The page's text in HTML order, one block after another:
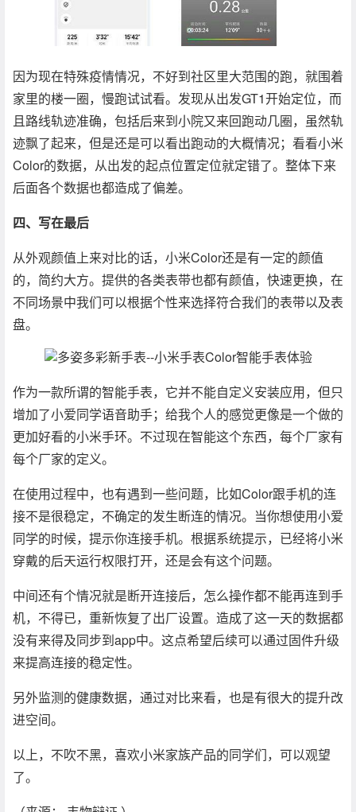
因为现在特殊疫情情况，不好到社区里大范围的跑，就围着
家里的楼一圈，慢跑试试看。发现从出发GT1开始定位，而
且路线轨迹准确，包括后来到小院又来回跑动几圈，虽然轨
迹飘了起来，但是还是可以看出跑动的大概情况；看看小米
Color的数据，从出发的起点位置定位就定错了。整体下来
后面各个数据也都造成了偏差。
四、写在最后
从外观颜值上来对比的话，小米Color还是有一定的颜值
的，简约大方。提供的各类表带也都有颜值，快速更换，在
不同场景中我们可以根据个性来选择符合我们的表带以及表
盘。
作为一款所谓的智能手表，它并不能自定义安装应用，但只
增加了小爱同学语音助手；给我个人的感觉更像是一个做的
更加好看的小米手环。不过现在智能这个东西，每个厂家有
每个厂家的定义。
在使用过程中，也有遇到一些问题，比如Color跟手机的连
接不是很稳定，不确定的发生断连的情况。当你想使用小爱
同学的时候，提示你连接手机。根据系统提示，已经将小米
穿戴的后天运行权限打开，还是会有这个问题。
中间还有个情况就是断开连接后，怎么操作都不能再连到手
机，不得已，重新恢复了出厂设置。造成了这一天的数据都
没有来得及同步到app中。这点希望后续可以通过固件升级
来提高连接的稳定性。
另外监测的健康数据，通过对比来看，也是有很大的提升改
进空间。
以上，不吹不黑，喜欢小米家族产品的同学们，可以观望
了。